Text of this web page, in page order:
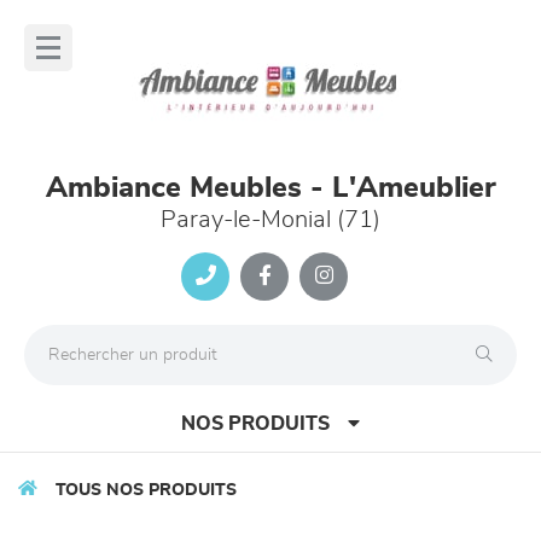
Ambiance Meubles - L'Ameublier
Paray-le-Monial (71)
NOS PRODUITS
TOUS NOS PRODUITS